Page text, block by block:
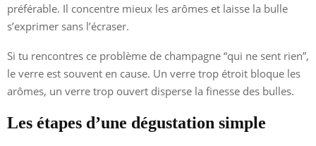
préférable. Il concentre mieux les arômes et laisse la bulle
s’exprimer sans l’écraser.
Si tu rencontres ce problème de champagne “qui ne sent rien”,
le verre est souvent en cause. Un verre trop étroit bloque les
arômes, un verre trop ouvert disperse la finesse des bulles.
Les étapes d’une dégustation simple